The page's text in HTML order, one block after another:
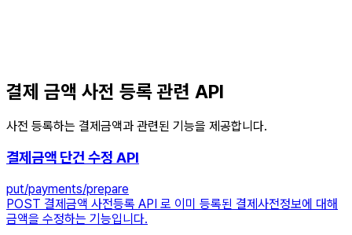
결제 금액 사전 등록 관련 API
사전 등록하는 결제금액과 관련된 기능을 제공합니다.
결제금액 단건 수정 API
put/payments/prepare
POST 결제금액 사전등록 API 로 이미 등록된 결제사전정보에 대해
금액을 수정하는 기능입니다.